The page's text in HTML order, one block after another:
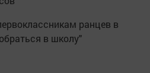
ранцев в
в школу"